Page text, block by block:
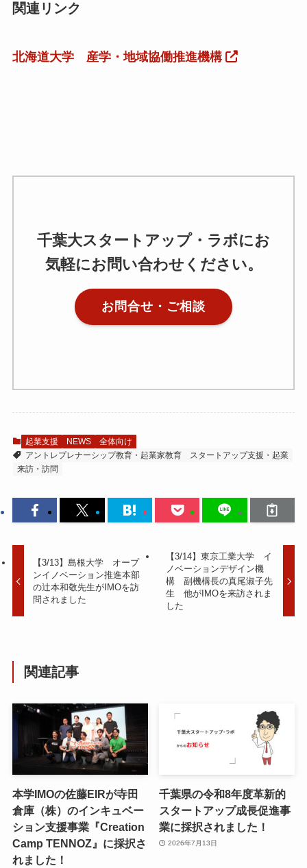
関連リンク
北海道大学 産学・地域協働推進機構
千葉大スタートアップ・ラボにお
気軽にお問い合わせください。
お問合せ・ご相談
起業支援 NEWS
全体向け
アントレプレナーシップ教育・起業家教育
スタートアップ支援・起業
来訪・訪問
【3/13】島根大学 オープ
ンイノベーション推進本部
の辻本和敬先生がIMOを訪
問されました
【3/14】東京工業大学 イ
ノベーションデザイン機
構 副機構長の真尾淑子先
生 他がIMOを来訪されま
した
関連記事
本学IMOの佐藤EIRが寺田
倉庫（株）のインキュベー
ション支援事業『Creation
Camp TENNOZ』に採択さ
れました！
千葉県の令和8年度⾰新的
スタートアップ成⻑促進事
業に採択されました！
2026年7月13日